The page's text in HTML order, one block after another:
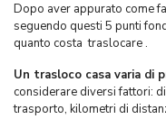
Dopo aver appurato come
seguendo questi 5 punti
quanto costa traslocare .
Un trasloco casa varia di
considerare diversi fattori:
trasporto, kilometri di